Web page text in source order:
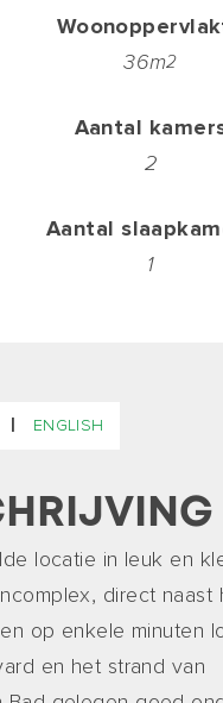
36m2
Aantal
2
Aantal
1
ENGLISH
locatie in leuk en
direct naast
op enkele minuten
en het strand van